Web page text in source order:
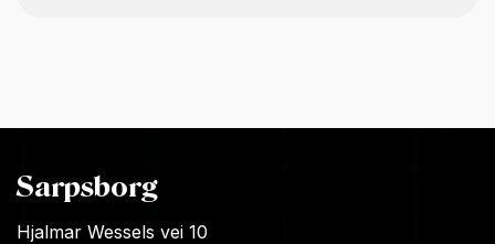
Sarpsborg
Hjalmar Wessels vei 10